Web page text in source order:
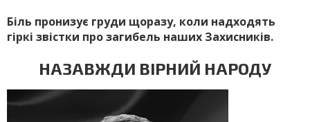
Біль пронизує груди щоразу, коли надходять
гіркі звістки про загибель наших Захисників.
НАЗАВЖДИ ВІРНИЙ НАРОДУ